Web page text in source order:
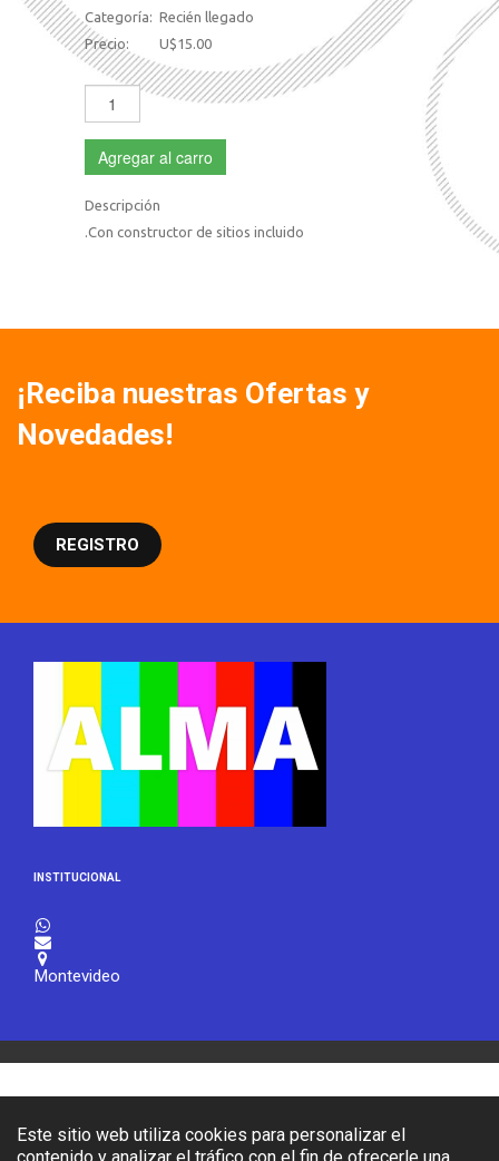
Categoría: Recién llegado
Precio:
U$15.00
Agregar al carro
Descripción
.Con constructor de sitios incluido
¡Reciba nuestras Ofertas y
Novedades!
REGISTRO
INSTITUCIONAL



Montevideo
Este sitio web utiliza cookies para personalizar el